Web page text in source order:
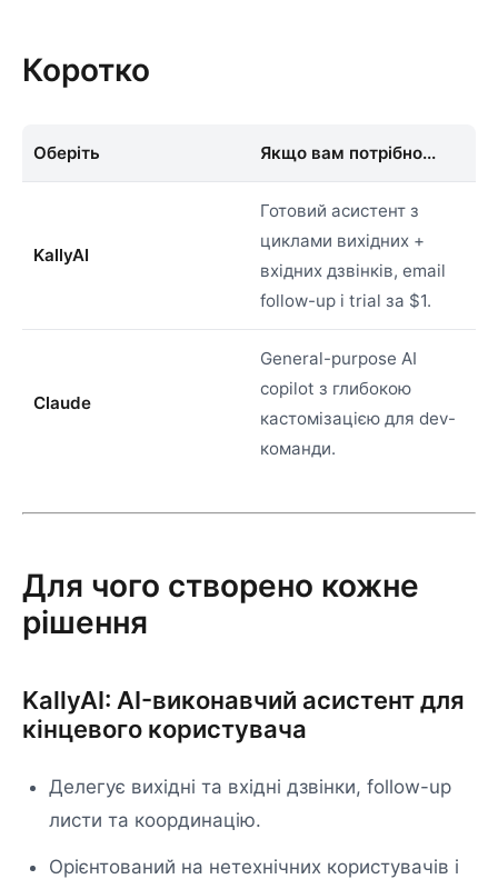
Коротко
Оберіть Якщо вам потрібно...
KallyAI
Готовий асистент з
циклами вихідних +
вхідних дзвінків, email
follow-up і trial за $1.
Claude
General-purpose AI
copilot з глибокою
кастомізацією для dev-
команди.
Для чого створено кожне
рішення
KallyAI: AI-виконавчий асистент для
кінцевого користувача
Делегує вихідні та вхідні дзвінки, follow-up
листи та координацію.
Орієнтований на нетехнічних користувачів і